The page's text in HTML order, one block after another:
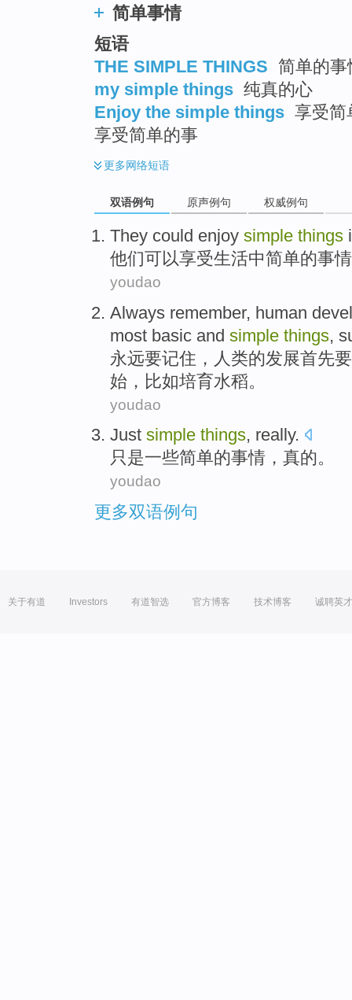
简单事情
短语
THE SIMPLE THINGS 简单的
my simple things 纯真的心
Enjoy the simple things 享受简
享受简单的事
更多网络短语
双语例句 原声例句 权威例句
They could enjoy simple things
他们可以享受生活中简单的事
youdao
Always remember, human
most basic and simple things,
永远要记住，人类的发展首先
始，比如培育水稻。
youdao
Just simple things, really.
只是一些简单的事情 ， 真的。
youdao
更多双语例句
关于有道 Investors 有道智选 官方博客 技术博客 诚聘英才